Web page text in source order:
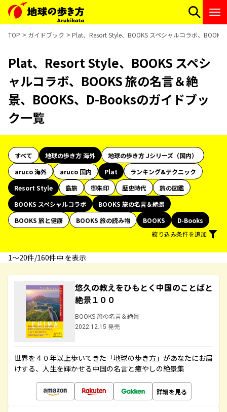
TOP ガイドブック Plat、Resort Style、BOOKS スペシャルコラボ、
Plat、Resort Style、BOOKS スペシ
ャルコラボ、BOOKS 旅の名言＆絶
景、BOOKS、D-Booksのガイドブッ
ク一覧
すべて 地球の歩き方 海外
地球の歩き方 Jシリーズ（国内）
aruco 海外
aruco 国内 Plat
ランキング&テクニック
Resort Style
島旅 御朱印 歴史時代
旅の図鑑
BOOKS スペシャルコラボ
BOOKS 旅の名言＆絶景
BOOKS 旅と健康
BOOKS 旅の読み物 BOOKS
D-Books
絞り込み条件を追加
1〜20件/160件中 を表示
悠久の教えをひもとく中国のことばと
絶景１００
BOOKS 旅の名言＆絶景
2022.12.15 発売
世界を４０年以上歩いてきた「地球の歩き方」があなたにお届
けする、人生を輝かせる中国の名言と癒やしの絶景集
詳細を見る